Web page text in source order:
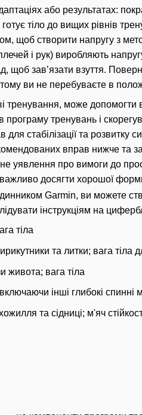
або результатах:
тіло до вищих рівнів
щоб створити напругу з
і рук) виробляють
щоб зав’язати взуття.
ви не перебуваєте в
тренування, може
програму тренувань і
стабілізації та розвитку
вправ нижче та
уявлення про вимоги до
досягти хорошої
Garmin, ви можете
інструкціям на
тіла
та литки; вага тіла
живота; вага тіла
інші глибокі спинні
та сідниці; м'яч